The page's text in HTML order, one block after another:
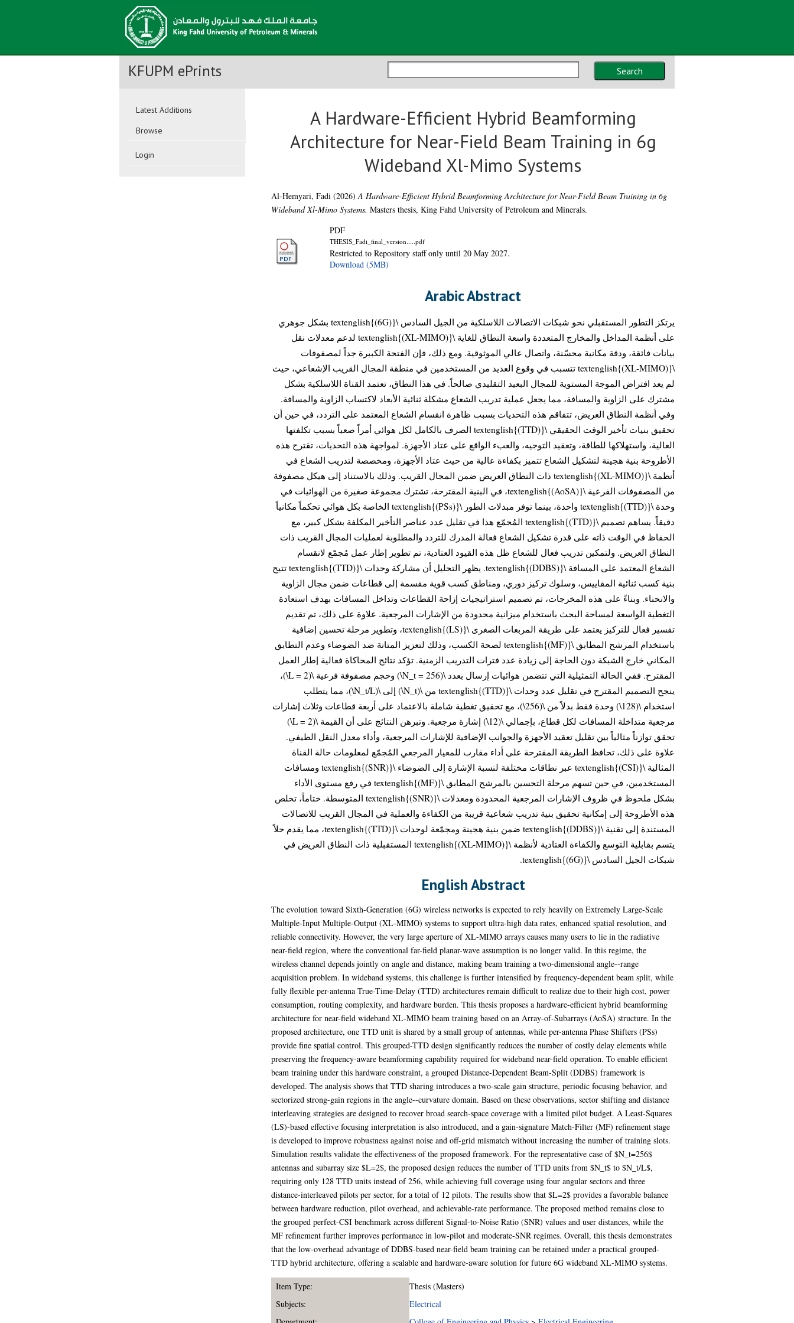
Search
KFUPM ePrints
Latest Additions
Browse
Login
A Hardware-Efficient Hybrid Beamforming
Architecture for Near-Field Beam Training in 6g
Wideband Xl-Mimo Systems
Al-Hemyari, Fadi(2026)A Hardware-Efficient Hybrid Beamforming Architecture for Near-Field Beam Training in 6g
Wideband Xl-Mimo Systems. Masters thesis, King Fahd University of Petroleum and Minerals.
PDF
THESIS_Fadi_final_version.....pdf
Restricted to Repository staff only until 20 May 2027.
Download (5MB)
Arabic Abstract
يرتكز التطور المستقبلي نحو شبكات الاتصالات اللاسلكية من الجيل السادس \textenglish{(6G)} بشكل جوهري
على أنظمة المداخل والمخارج المتعددة واسعة النطاق للغاية \textenglish{(XL-MIMO)} لدعم معدلات نقل
بيانات فائقة، ودقة مكانية محسّنة، واتصال عالي الموثوقية. ومع ذلك، فإن الفتحة الكبيرة جداً لمصفوفات
\textenglish{(XL-MIMO)} تتسبب في وقوع العديد من المستخدمين في منطقة المجال القريب الإشعاعي، حيث
لم يعد افتراض الموجة المستوية للمجال البعيد التقليدي صالحاً. في هذا النطاق، تعتمد القناة اللاسلكية بشكل
مشترك على الزاوية والمسافة، مما يجعل عملية تدريب الشعاع مشكلة ثنائية الأبعاد لاكتساب الزاوية والمسافة.
وفي أنظمة النطاق العريض، تتفاقم هذه التحديات بسبب ظاهرة انقسام الشعاع المعتمد على التردد، في حين أن
تحقيق بنيات تأخير الوقت الحقيقي \textenglish{(TTD)} الصرف بالكامل لكل هوائي أمراً صعباً بسبب تكلفتها
العالية، واستهلاكها للطاقة، وتعقيد التوجيه، والعبء الواقع على عتاد الأجهزة. لمواجهة هذه التحديات، تقترح هذه
الأطروحة بنية هجينة لتشكيل الشعاع تتميز بكفاءة عالية من حيث عتاد الأجهزة، ومخصصة لتدريب الشعاع في
أنظمة \textenglish{(XL-MIMO)} ذات النطاق العريض ضمن المجال القريب. وذلك بالاستناد إلى هيكل مصفوفة
من المصفوفات الفرعية \textenglish{(AoSA)}، في البنية المقترحة، تشترك مجموعة صغيرة من الهوائيات في
وحدة \textenglish{(TTD)} واحدة، بينما توفر مبدلات الطور \textenglish{(PSs)} الخاصة بكل هوائي تحكماً مكانياً
دقيقاً. يساهم تصميم \textenglish{(TTD)} المُجمّع هذا في تقليل عدد عناصر التأخير المكلفة بشكل كبير، مع
الحفاظ في الوقت ذاته على قدرة تشكيل الشعاع فعالة المدرك للتردد والمطلوبة لعمليات المجال القريب ذات
النطاق العريض. ولتمكين تدريب فعال للشعاع ظل هذه القيود العتادية، تم تطوير إطار عمل مُجمّع لانقسام
الشعاع المعتمد على المسافة \textenglish{(DDBS)}. يظهر التحليل أن مشاركة وحدات \textenglish{(TTD)} تتيح
بنية كسب ثنائية المقاييس، وسلوك تركيز دوري، ومناطق كسب قوية مقسمة إلى قطاعات ضمن مجال الزاوية
والانحناء. وبناءً على هذه المخرجات، تم تصميم استراتيجيات إزاحة القطاعات وتداخل المسافات بهدف استعادة
التغطية الواسعة لمساحة البحث باستخدام ميزانية محدودة من الإشارات المرجعية. علاوة على ذلك، تم تقديم
تفسير فعال للتركيز يعتمد على طريقة المربعات الصغرى \textenglish{(LS)}، وتطوير مرحلة تحسين إضافية
باستخدام المرشح المطابق \textenglish{(MF)} لصحة الكسب، وذلك لتعزيز المتانة ضد الضوضاء وعدم التطابق
المكاني خارج الشبكة دون الحاجة إلى زيادة عدد فترات التدريب الزمنية. تؤكد نتائج المحاكاة فعالية إطار العمل
المقترح. ففي الحالة التمثيلية التي تتضمن هوائيات إرسال بعدد \(N_t = 256\) وحجم مصفوفة فرعية \(L = 2\)،
ينجح التصميم المقترح في تقليل عدد وحدات \textenglish{(TTD)} من \(N_t\) إلى \(N_t/L\)، مما يتطلب
استخدام \(128\) وحدة فقط بدلاً من \(256\)، مع تحقيق تغطية شاملة بالاعتماد على أربعة قطاعات وثلاث إشارات
مرجعية متداخلة المسافات لكل قطاع، بإجمالي \(12\) إشارة مرجعية. وتبرهن النتائج على أن القيمة \(L = 2\)
تحقق توازناً مثالياً بين تقليل تعقيد الأجهزة والجوانب الإضافية للإشارات المرجعية، وأداء معدل النقل الطيفي.
علاوة على ذلك، تحافظ الطريقة المقترحة على أداء مقارب للمعيار المرجعي المُجمّع لمعلومات حالة القناة
المثالية \textenglish{(CSI)} عبر نطاقات مختلفة لنسبة الإشارة إلى الضوضاء \textenglish{(SNR)} ومسافات
المستخدمين، في حين تسهم مرحلة التحسين بالمرشح المطابق \textenglish{(MF)} في رفع مستوى الأداء
بشكل ملحوظ في ظروف الإشارات المرجعية المحدودة ومعدلات \textenglish{(SNR)} المتوسطة. ختاماً، تخلص
هذه الأطروحة إلى إمكانية تحقيق بنية تدريب شعاعية قريبة من الكفاءة والعملية في المجال القريب للاتصالات
المستندة إلى تقنية \textenglish{(DDBS)} ضمن بنية هجينة ومجمّعة لوحدات \textenglish{(TTD)}، مما يقدم حلاً
يتسم بقابلية التوسع والكفاءة العتادية لأنظمة \textenglish{(XL-MIMO)} المستقبلية ذات النطاق العريض في
شبكات الجيل السادس \textenglish{(6G)}.
English Abstract
The evolution toward Sixth-Generation (6G) wireless networks is expected to rely heavily on Extremely Large-Scale
Multiple-Input Multiple-Output (XL-MIMO) systems to support ultra-high data rates, enhanced spatial resolution, and
reliable connectivity. However, the very large aperture of XL-MIMO arrays causes many users to lie in the radiative
near-field region, where the conventional far-field planar-wave assumption is no longer valid. In this regime, the
wireless channel depends jointly on angle and distance, making beam training a two-dimensional angle--range
acquisition problem. In wideband systems, this challenge is further intensified by frequency-dependent beam split, while
fully flexible per-antenna True-Time-Delay (TTD) architectures remain difficult to realize due to their high cost, power
consumption, routing complexity, and hardware burden. This thesis proposes a hardware-efficient hybrid beamforming
architecture for near-field wideband XL-MIMO beam training based on an Array-of-Subarrays (AoSA) structure. In the
proposed architecture, one TTD unit is shared by a small group of antennas, while per-antenna Phase Shifters (PSs)
provide fine spatial control. This grouped-TTD design significantly reduces the number of costly delay elements while
preserving the frequency-aware beamforming capability required for wideband near-field operation. To enable efficient
beam training under this hardware constraint, a grouped Distance-Dependent Beam-Split (DDBS) framework is
developed. The analysis shows that TTD sharing introduces a two-scale gain structure, periodic focusing behavior, and
sectorized strong-gain regions in the angle--curvature domain. Based on these observations, sector shifting and distance
interleaving strategies are designed to recover broad search-space coverage with a limited pilot budget. A Least-Squares
(LS)-based effective focusing interpretation is also introduced, and a gain-signature Match-Filter (MF) refinement stage
is developed to improve robustness against noise and off-grid mismatch without increasing the number of training slots.
Simulation results validate the effectiveness of the proposed framework. For the representative case of $N_t=256$
antennas and subarray size $L=2$, the proposed design reduces the number of TTD units from $N_t$ to $N_t/L$,
requiring only 128 TTD units instead of 256, while achieving full coverage using four angular sectors and three
distance-interleaved pilots per sector, for a total of 12 pilots. The results show that $L=2$ provides a favorable balance
between hardware reduction, pilot overhead, and achievable-rate performance. The proposed method remains close to
the grouped perfect-CSI benchmark across different Signal-to-Noise Ratio (SNR) values and user distances, while the
MF refinement further improves performance in low-pilot and moderate-SNR regimes. Overall, this thesis demonstrates
that the low-overhead advantage of DDBS-based near-field beam training can be retained under a practical grouped-
TTD hybrid architecture, offering a scalable and hardware-aware solution for future 6G wideband XL-MIMO systems.
Item Type:
Thesis (Masters)
Subjects:
Electrical